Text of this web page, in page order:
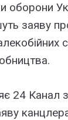
оборони
заяву
24 Канал з